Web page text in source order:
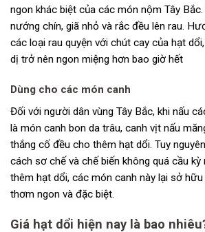
ngon khác biệt của các món nộm Tây
nướng chín, giã nhỏ và rắc đều lên rau.
các loại rau quyện với chút cay của hạt
dị trở nên ngon miệng hơn bao giờ hết
Dùng cho các món canh
Đối với người dân vùng Tây Bắc, khi nấu
là món canh bon da trâu, canh vịt nấu
thắng cố đều cho thêm hạt dổi. Tuy
cách sơ chế và chế biến không quá cầu kỳ
thêm hạt dổi, các món canh này lại sở
thơm ngon và đặc biệt.
Giá hạt dổi hiện nay là bao